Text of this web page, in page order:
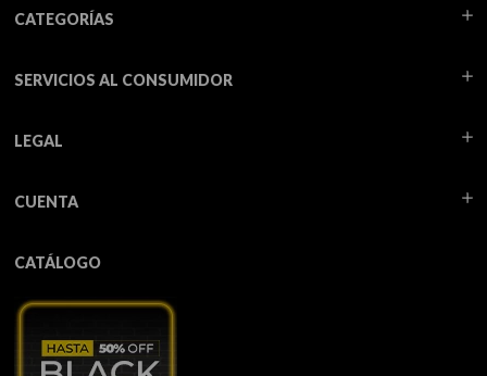
CATEGORÍAS
SERVICIOS AL CONSUMIDOR
LEGAL
CUENTA
CATÁLOGO